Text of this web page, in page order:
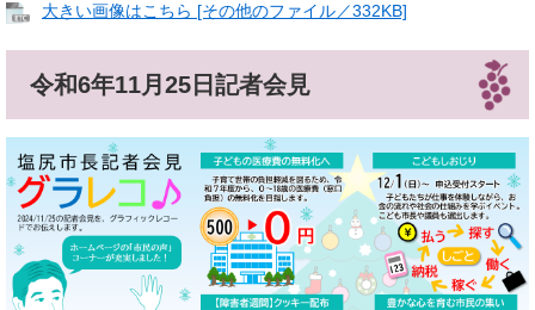
大きい画像はこちら [その他のファイル／332KB]
令和6年11月25日記者会見